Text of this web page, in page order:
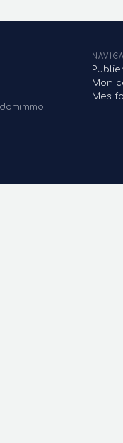
Mon
Mes